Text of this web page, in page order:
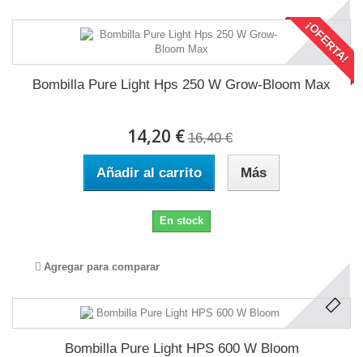
¡OFERTA!
Bombilla Pure Light Hps 250 W Grow-Bloom Max
14,20 € 16,40 €
Añadir al carrito Más
En stock
Agregar para comparar
Bombilla Pure Light HPS 600 W Bloom